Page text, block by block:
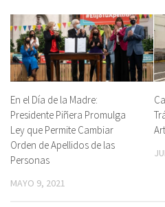
En el Día de la Madre:
Presidente Piñera Promulga
Ley que Permite Cambiar
Orden de Apellidos de las
Personas
MAYO 9, 2021